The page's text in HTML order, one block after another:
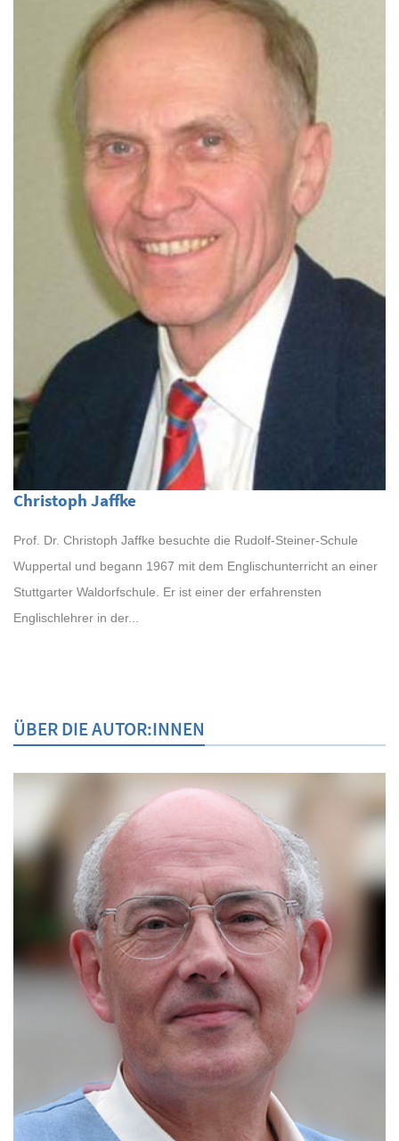
Christoph Jaffke
Prof. Dr. Christoph Jaffke besuchte die Rudolf-Steiner-Schule
Wuppertal und begann 1967 mit dem Englischunterricht an einer
Stuttgarter Waldorfschule. Er ist einer der erfahrensten
Englischlehrer in der...
ÜBER DIE AUTOR:INNEN